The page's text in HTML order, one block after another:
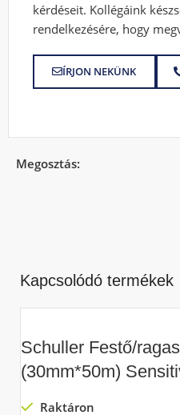
kérdéseit. Kollégáink
rendelkezésére, hogy
ÍRJON NEKÜNK
Megosztás:
Kapcsolódó termékek
Schuller Festő/
(30mm*50m)
Raktáron